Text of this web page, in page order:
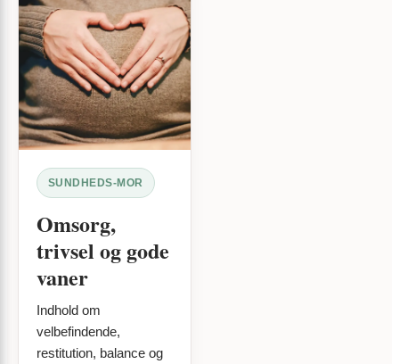
SUNDHEDS-MOR
Omsorg,
trivsel og gode
vaner
Indhold om
velbefindende,
restitution, balance og